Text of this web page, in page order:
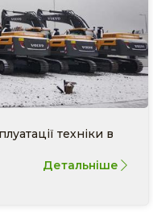
техніки в
Детальніше